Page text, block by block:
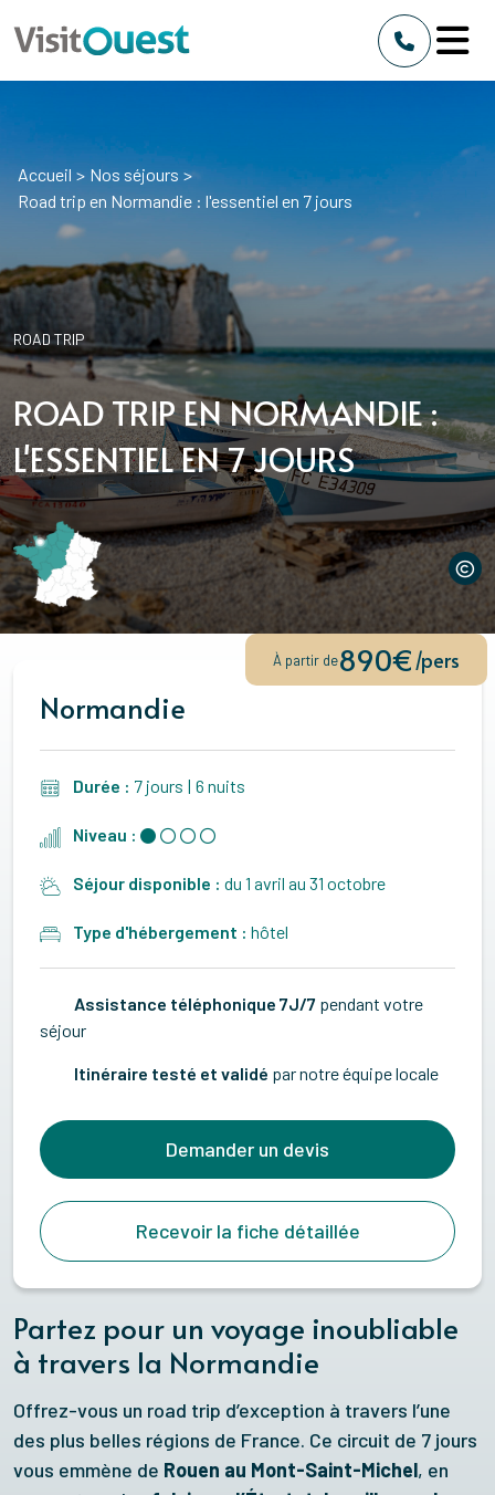
Accueil > Nos séjours >
Road trip en Normandie : l'essentiel en 7 jours
ROAD TRIP
ROAD TRIP EN NORMANDIE :
L'ESSENTIEL EN 7 JOURS
Partez pour un voyage inoubliable
à travers la Normandie
Offrez-vous un road trip d’exception à travers l’une
des plus belles régions de France. Ce circuit de 7 jours
vous emmène de Rouen au Mont-Saint-Michel, en
À partir de890€/pers
Normandie
Durée : 7 jours | 6 nuits
Niveau :
Séjour disponible :du 1 avril au 31 octobre
Type d'hébergement :hôtel
Assistance téléphonique 7J/7 pendant votre
séjour
Itinéraire testé et validé par notre équipe locale
Demander un devis
Recevoir la fiche détaillée